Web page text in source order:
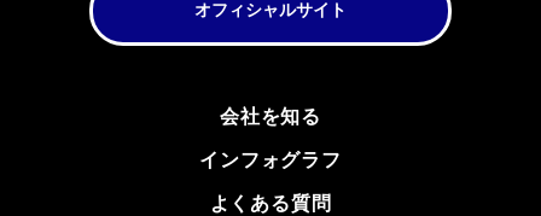
オフィシャルサイト
会社を知る
インフォグラフ
よくある質問